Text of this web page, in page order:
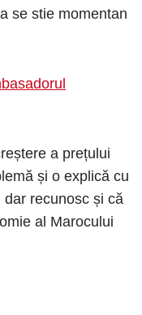
se stie momentan
a prețului
și o explică cu
recunosc și că
al Marocului